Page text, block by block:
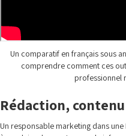
Un comparatif en français sous
comprendre comment ces
professionnel
Rédaction,
Un responsable marketing dans